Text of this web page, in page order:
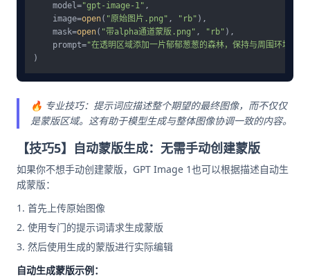
    model=
"gpt-image-1" ,
    image=
open( "原始图片.png" , "rb" ),
    mask=
open( "带alpha通道蒙版.png" , "rb" ),
    prompt=
"在透明区域添加一片郁郁葱葱的森林，保持与周围环境和
🔥 专业技巧：提示词应描述整个期望的最终图像，而不仅仅
是蒙版区域。这有助于模型生成与整体图像协调一致的内容。
【技巧5】自动蒙版生成：无需手动创建蒙版
如果你不想手动创建蒙版，GPT Image 1也可以根据描述自动生
成蒙版：
首先上传原始图像
使用专门的提示词请求生成蒙版
然后使用生成的蒙版进行实际编辑
自动生成蒙版示例：